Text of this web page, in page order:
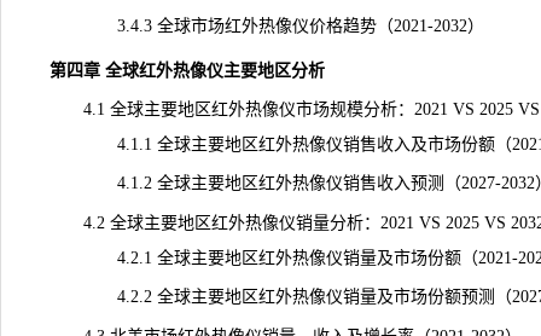
3.4.3 全球市场红外热像仪价格趋势（2021-2032）
第四章 全球红外热像仪主要地区分析
4.1 全球主要地区红外热像仪市场规模分析：2021 VS 2025 VS
4.1.1 全球主要地区红外热像仪销售收入及市场份额（
4.1.2 全球主要地区红外热像仪销售收入预测（2027-2032
4.2 全球主要地区红外热像仪销量分析：2021 VS 2025 VS
4.2.1 全球主要地区红外热像仪销量及市场份额（2021-
4.2.2 全球主要地区红外热像仪销量及市场份额预测（